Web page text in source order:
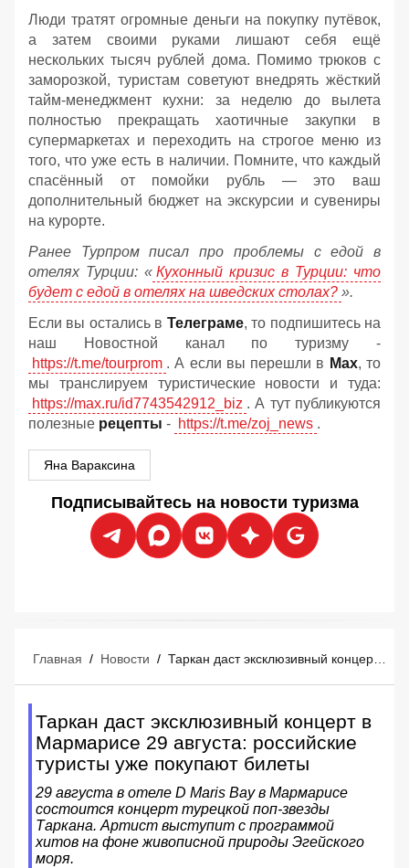
Люди тратят огромные деньги на покупку путёвок,
а затем своими руками лишают себя ещё
нескольких тысяч рублей дома. Помимо трюков с
заморозкой, туристам советуют внедрять жёсткий
тайм-менеджмент кухни: за неделю до вылета
полностью прекращать хаотичные закупки в
супермаркетах и переходить на строгое меню из
того, что уже есть в наличии. Помните, что каждый
спасённый от помойки рубль — это ваш
дополнительный бюджет на экскурсии и сувениры
на курорте.
Ранее Турпром писал про проблемы с едой в
отелях Турции: « Кухонный кризис в Турции: что
будет с едой в отелях на шведских столах? ».
Если вы остались в Телеграме, то подпишитесь на
наш Новостной канал по туризму -
https://t.me/tourprom . А если вы перешли в Мах, то
мы транслируем туристические новости и туда:
https://max.ru/id7743542912_biz . А тут публикуются
полезные рецепты - https://t.me/zoj_news .
Яна Вараксина
Подписывайтесь на новости туризма
Главная / Новости / Таркан даст эксклюзивный концерт в Мармарисе 29 августа: российские туристы уже покупают билеты
Таркан даст эксклюзивный концерт в
Мармарисе 29 августа: российские
туристы уже покупают билеты
29 августа в отеле D Maris Bay в Мармарисе
состоится концерт турецкой поп-звезды
Таркана. Артист выступит с программой
хитов на фоне живописной природы Эгейского
моря.